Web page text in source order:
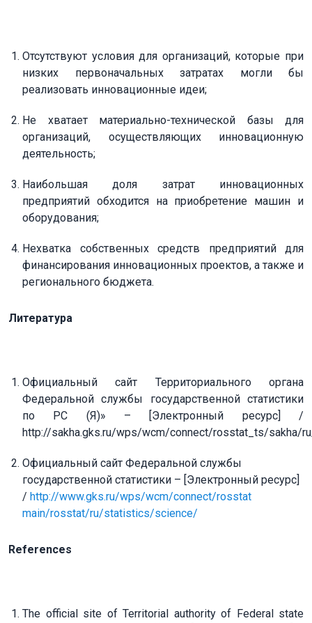
Отсутствуют условия для организаций, которые при
низких первоначальных затратах могли бы
реализовать инновационные идеи;
Не хватает материально-технической базы для
организаций, осуществляющих инновационную
деятельность;
Наибольшая доля затрат инновационных
предприятий обходится на приобретение машин и
оборудования;
Нехватка собственных средств предприятий для
финансирования инновационных проектов, а также и
регионального бюджета.
Литература
Официальный сайт Территориального органа
Федеральной службы государственной статистики
по РС (Я)» – [Электронный ресурс] /
http://sakha.gks.ru/wps/wcm/connect/rosstat_ts/sakha/
Официальный сайт Федеральной службы
государственной статистики – [Электронный ресурс]
/ http://www.gks.ru/wps/wcm/connect/rosstat
main/rosstat/ru/statistics/science/
References
The official site of Territorial authority of Federal state